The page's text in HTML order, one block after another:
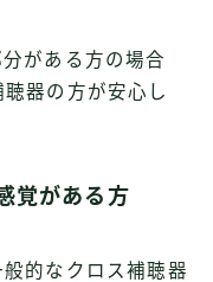
がある方の場合
器の方が安心し
覚がある方
的なクロス補聴器